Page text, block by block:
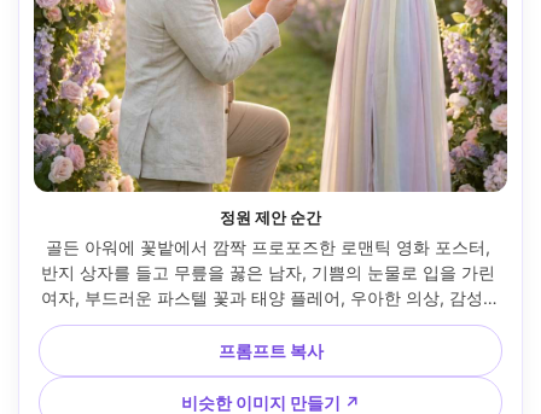
정원 제안 순간
골든 아워에 꽃밭에서 깜짝 프로포즈한 로맨틱 영화 포스터,
반지 상자를 들고 무릎을 꿇은 남자, 기쁨의 눈물로 입을 가린
여자, 부드러운 파스텔 꽃과 태양 플레어, 우아한 의상, 감성적
인 스토리텔링, 깨끗한 하늘과 제목 텍스트의 흐릿한 배경,
85mm f/1.4로 촬영, 초현실적인 피부와 눈물, 따뜻한 영화 등
급, 포스터 준비 프레임 --ar 4:5
프롬프트 복사
비슷한 이미지 만들기 ↗